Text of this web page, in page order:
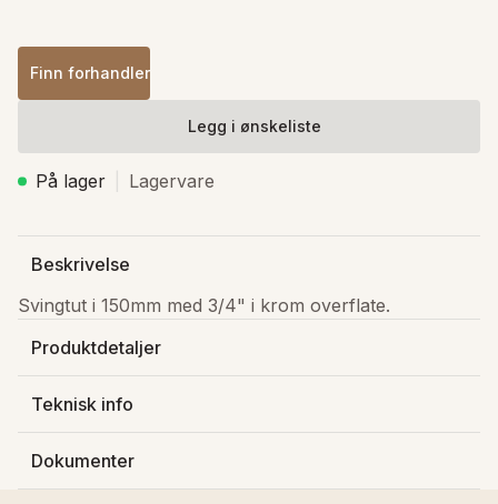
Finn forhandler
Legg i ønskeliste
På lager Lagervare
Beskrivelse
Svingtut i 150mm med 3/4" i krom overflate.
Produktdetaljer
Varenummer:
Lagerstatus:På lager
Teknisk info
Justerbar høyde
Dokumenter